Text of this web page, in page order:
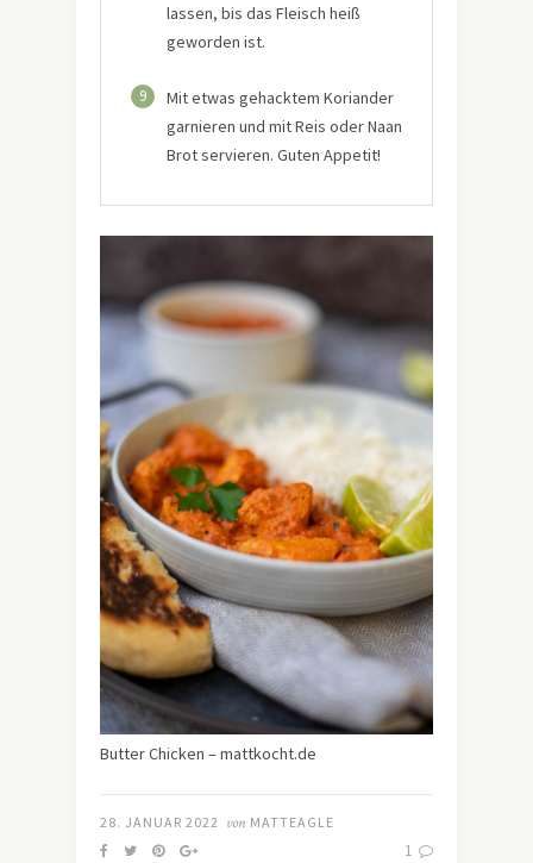
lassen, bis das Fleisch heiß
geworden ist.
9
Mit etwas gehacktem Koriander
garnieren und mit Reis oder Naan
Brot servieren. Guten Appetit!
Butter Chicken – mattkocht.de
28. JANUAR 2022 von MATTEAGLE
1